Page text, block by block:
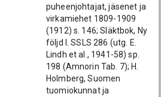
puheenjohtajat, jäsenet ja
virkamiehet 1809-1909
(1912) s. 146; Släktbok, Ny
följd I. SSLS 286 (utg. E.
Lindh et al., 1941-58) sp.
198 (Amnorin Tab. 7); H.
Holmberg, Suomen
tuomiokunnat ja